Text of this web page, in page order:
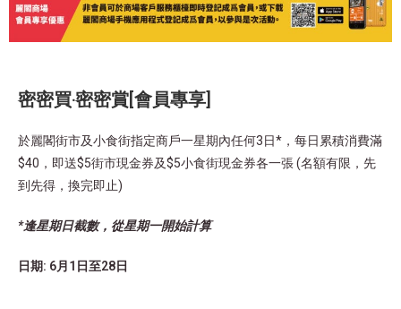
密密買‧密密賞[會員專享]
於麗閣街市及小食街指定商戶一星期內任何3日*，每日累積消費滿
$40，即送$5街市現金券及$5小食街現金券各一張 (名額有限，先
到先得，換完即止)
*逢星期日截數，從星期一開始計算
日期: 6月1日至28日